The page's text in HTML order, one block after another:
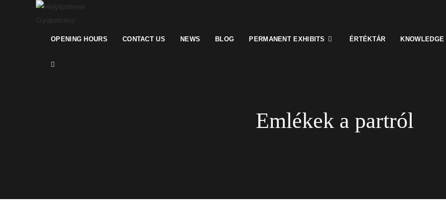
OPENING HOURS CONTACT US NEWS BLOG PERMANENT EXHIBITS ÉRTÉKTÁR
Emlékek a partról